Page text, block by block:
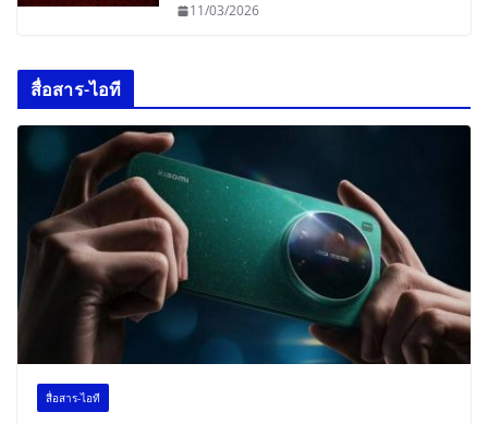
11/03/2026
สื่อสาร-ไอที
สื่อสาร-ไอที